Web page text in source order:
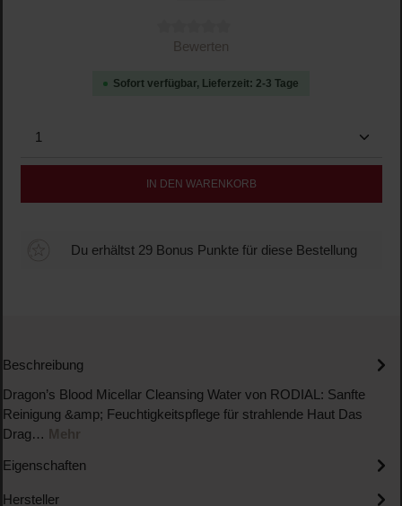
Durchschnittliche Bewertung von 0 von 5 Sternen
Bewerten
Sofort verfügbar, Lieferzeit: 2-3 Tage
Produkt Anzahl: Gib den gewünschten Wert ein
IN DEN WARENKORB
Du erhältst 29 Bonus Punkte für diese Bestellung
Beschreibung
Dragon’s Blood Micellar Cleansing Water von RODIAL: Sanfte
Reinigung &amp; Feuchtigkeitspflege für strahlende Haut Das
Drag… Mehr
Eigenschaften
Hersteller